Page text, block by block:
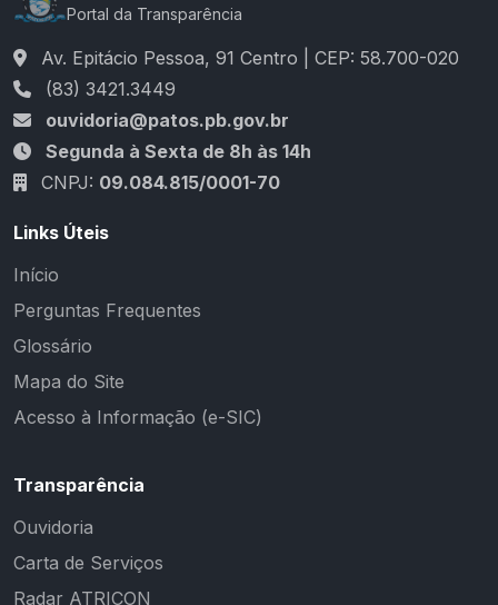
Portal da Transparência
Av. Epitácio Pessoa, 91 Centro | CEP: 58.700-020
(83) 3421.3449
ouvidoria@patos.pb.gov.br
Segunda à Sexta de 8h às 14h
CNPJ: 09.084.815/0001-70
Links Úteis
Início
Perguntas Frequentes
Glossário
Mapa do Site
Acesso à Informação (e-SIC)
Transparência
Ouvidoria
Carta de Serviços
Radar ATRICON